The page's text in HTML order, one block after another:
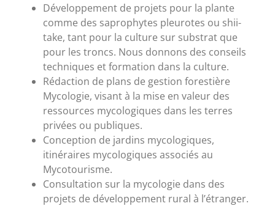
Développement de projets pour la plante
comme des saprophytes pleurotes ou shii-
take, tant pour la culture sur substrat que
pour les troncs. Nous donnons des conseils
techniques et formation dans la culture.
Rédaction de plans de gestion forestière
Mycologie, visant à la mise en valeur des
ressources mycologiques dans les terres
privées ou publiques.
Conception de jardins mycologiques,
itinéraires mycologiques associés au
Mycotourisme.
Consultation sur la mycologie dans des
projets de développement rural à l’étranger.